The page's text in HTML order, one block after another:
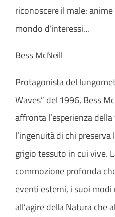
riconoscere il male:
mondo d’interessi…
Bess McNeill
Protagonista del
Waves” del 1996, Bess
affronta l’esperienza
l’ingenuità di chi
grigio tessuto in cui vive.
commozione profonda
eventi esterni, i suoi
all’agire della Natura che